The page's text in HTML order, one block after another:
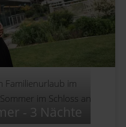
- 3 Nächte
Familienurlaub im
im Schloss an